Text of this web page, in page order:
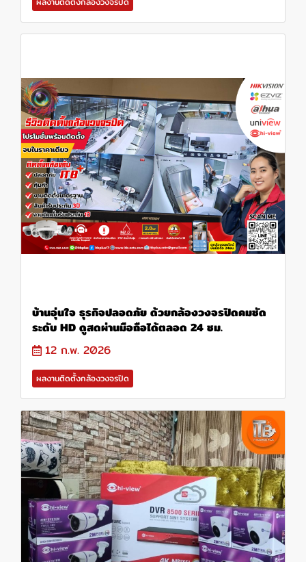
บ้านอุ่นใจ ธุรกิจปลอดภัย ด้วยกล้องวงจรปิดคมชัด
ระดับ HD ดูสดผ่านมือถือได้ตลอด 24 ชม.
12 ก.พ. 2026
ผลงานติดตั้งกล้องวงจรปิด